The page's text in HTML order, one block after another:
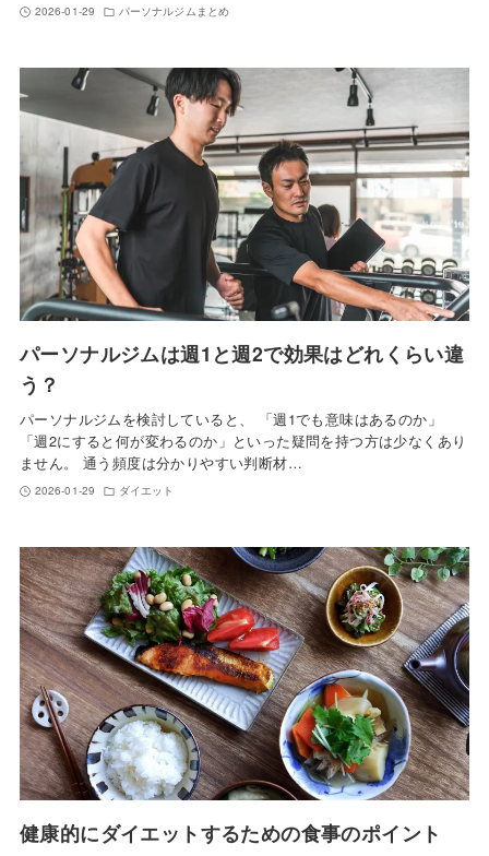
2026-01-29 パーソナルジムまとめ
パーソナルジムは週1と週2で効果はどれくらい違
う？
パーソナルジムを検討していると、 「週1でも意味はあるのか」
「週2にすると何が変わるのか」といった疑問を持つ方は少なくあり
ません。 通う頻度は分かりやすい判断材…
2026-01-29 ダイエット
健康的にダイエットするための食事のポイント